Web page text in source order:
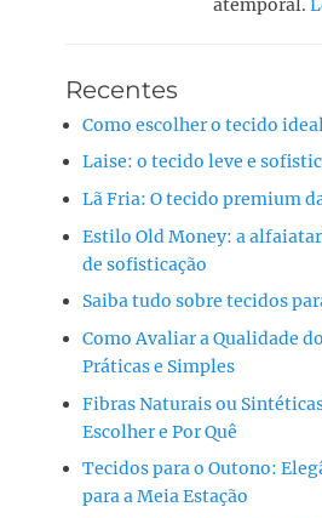
atemporal.
Recentes
Como escolher o tecido
Laise: o tecido leve e
Lã Fria: O tecido premium
Estilo Old Money: a
de sofisticação
Saiba tudo sobre tecidos
Como Avaliar a Qualidade
Práticas e Simples
Fibras Naturais ou
Escolher e Por Quê
Tecidos para o Outono:
para a Meia Estação